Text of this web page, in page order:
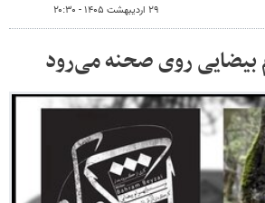
۲۹ اردیبهشت ۱۴۰۵ - ۲۰:۳۰
بیضایی روی صحنه می‌رود